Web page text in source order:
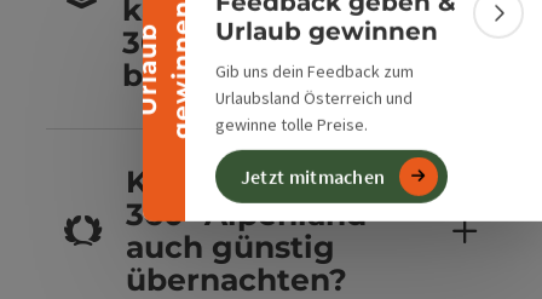
U
r
l
a
u
b
g
e
w
i
n
n
en
Urlaub gewinnen
Gib uns dein Feedback zum
Urlaubsland Österreich und
gewinne tolle Preise.
Jetzt mitmachen
kannst du im
360° Alpenland
buchen?
Kannst du im
360° Alpenland
auch günstig
übernachten?